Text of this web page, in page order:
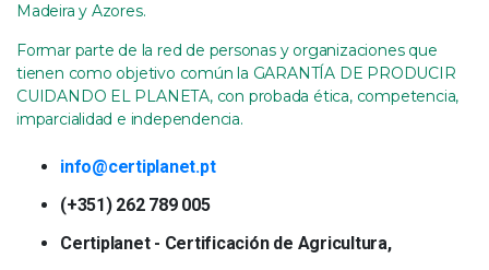
Madeira y Azores.
Formar parte de la red de personas y organizaciones que
tienen como objetivo común la GARANTÍA DE PRODUCIR
CUIDANDO EL PLANETA, con probada ética, competencia,
imparcialidad e independencia.
info@certiplanet.pt
(+351) 262 789 005
Certiplanet - Certificación de Agricultura,